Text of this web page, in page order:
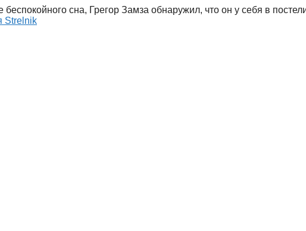
сна, Грегор Замза обнаружил, что он у себя в